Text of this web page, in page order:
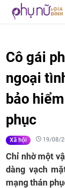
Cô gái
ngoại
bảo
phục
Xã hội 19/08/
Chỉ nhờ một
dàng vạch
mạng thán